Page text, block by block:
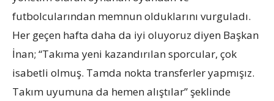
futbolcularından memnun olduklarını vurguladı.
Her geçen hafta daha da iyi oluyoruz diyen Başkan
İnan; “Takıma yeni kazandırılan sporcular, çok
isabetli olmuş. Tamda nokta transferler yapmışız.
Takım uyumuna da hemen alıştılar” şeklinde